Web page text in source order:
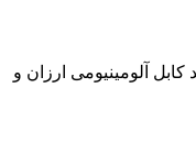
و نحوه خرید کابل آلومینیومی ارزان و